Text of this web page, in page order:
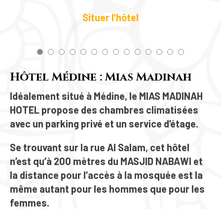
Situer l’hôtel
Hôtel Médine : Mias Madinah
Idéalement situé à Médine, le MIAS MADINAH
HOTEL propose des chambres climatisées
avec un parking privé et un service d’étage.
Se trouvant sur la rue Al Salam, cet hôtel
n’est qu’à 200 mètres du MASJID NABAWI et
la distance pour l’accès à la mosquée est la
même autant pour les hommes que pour les
femmes.